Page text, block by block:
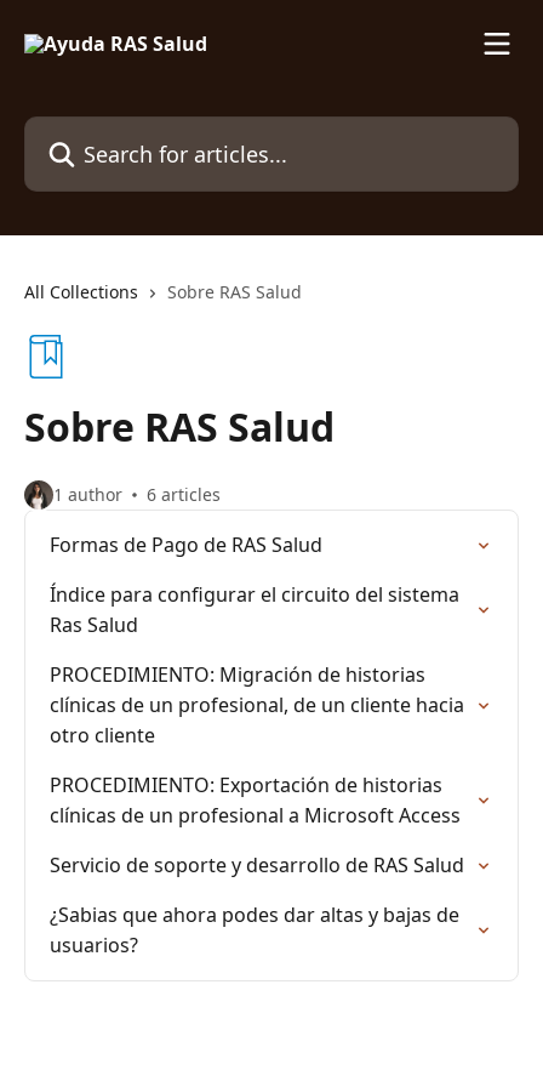
Search for articles...
All Collections Sobre RAS Salud
Sobre RAS Salud
1 author 6 articles
Formas de Pago de RAS Salud
Índice para configurar el circuito del sistema
Ras Salud
PROCEDIMIENTO: Migración de historias
clínicas de un profesional, de un cliente hacia
otro cliente
PROCEDIMIENTO: Exportación de historias
clínicas de un profesional a Microsoft Access
Servicio de soporte y desarrollo de RAS Salud
¿Sabias que ahora podes dar altas y bajas de
usuarios?